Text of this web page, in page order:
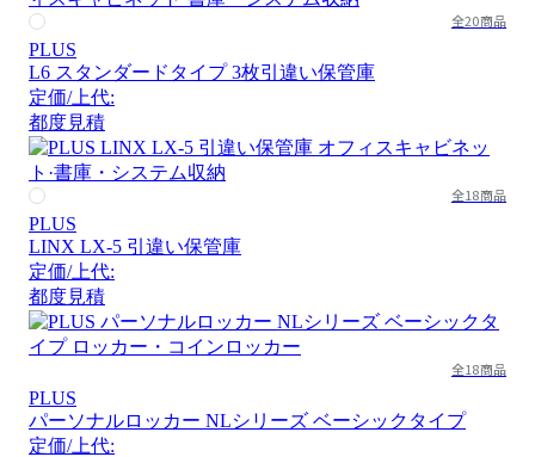
全20商品
PLUS
L6 スタンダードタイプ 3枚引違い保管庫
定価/上代:
都度見積
全18商品
PLUS
LINX LX-5 引違い保管庫
定価/上代:
都度見積
全18商品
PLUS
パーソナルロッカー NLシリーズ ベーシックタイプ
定価/上代: